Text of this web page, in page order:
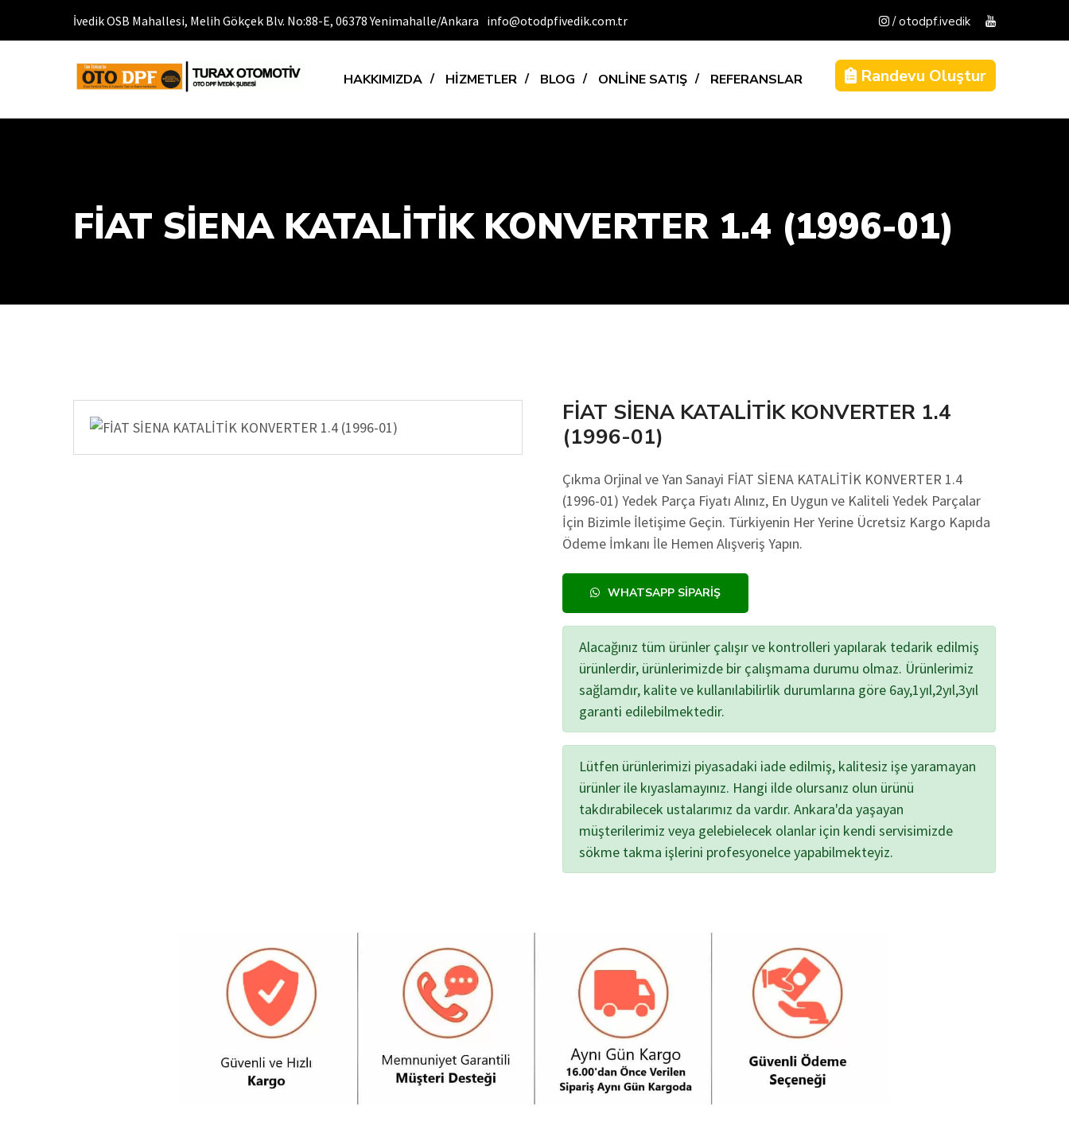
İvedik OSB Mahallesi, Melih Gökçek Blv. No:88-E, 06378 Yenimahalle/Ankara info@otodpfivedik.com.tr / otodpf.ivedik
HAKKIMIZDA HİZMETLER BLOG ONLİNE SATIŞ REFERANSLAR Randevu Oluştur
FİAT SİENA KATALİTİK KONVERTER 1.4 (1996-01)
FİAT SİENA KATALİTİK KONVERTER 1.4
(1996-01)
Çıkma Orjinal ve Yan Sanayi FİAT SİENA KATALİTİK KONVERTER 1.4
(1996-01) Yedek Parça Fiyatı Alınız, En Uygun ve Kaliteli Yedek Parçalar
İçin Bizimle İletişime Geçin. Türkiyenin Her Yerine Ücretsiz Kargo Kapıda
Ödeme İmkanı İle Hemen Alışveriş Yapın.
WHATSAPP SIPARIŞ
Alacağınız tüm ürünler çalışır ve kontrolleri yapılarak tedarik edilmiş
ürünlerdir, ürünlerimizde bir çalışmama durumu olmaz. Ürünlerimiz
sağlamdır, kalite ve kullanılabilirlik durumlarına göre 6ay,1yıl,2yıl,3yıl
garanti edilebilmektedir.
Lütfen ürünlerimizi piyasadaki iade edilmiş, kalitesiz işe yaramayan
ürünler ile kıyaslamayınız. Hangi ilde olursanız olun ürünü
takdırabilecek ustalarımız da vardır. Ankara'da yaşayan
müşterilerimiz veya gelebielecek olanlar için kendi servisimizde
sökme takma işlerini profesyonelce yapabilmekteyiz.